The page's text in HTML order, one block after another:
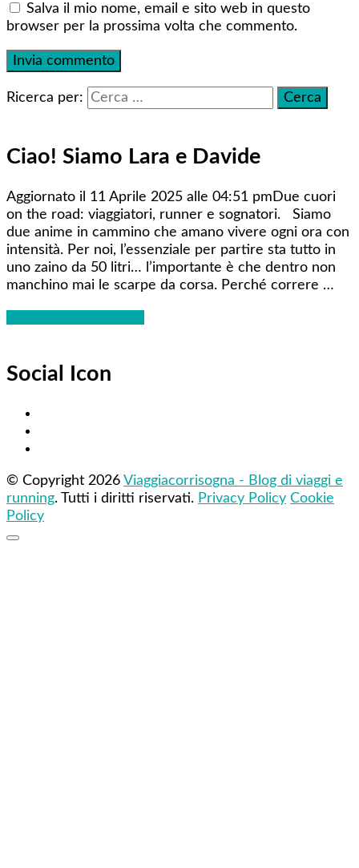
Salva il mio nome, email e sito web in questo
browser per la prossima volta che commento.
Ricerca per:
Ciao! Siamo Lara e Davide
Aggiornato il 11 Aprile 2025 alle 04:51 pmDue cuori
on the road: viaggiatori, runner e sognatori. Siamo
due anime in cammino che amano vivere ogni ora con
intensità. Per noi, l’essenziale per partire sta tutto in
uno zaino da 50 litri… l’importante è che dentro non
manchino mai le scarpe da corsa. Perché correre …
Social Icon
© Copyright 2026 Viaggiacorrisogna - Blog di viaggi e
running. Tutti i diritti riservati. Privacy Policy Cookie
Policy